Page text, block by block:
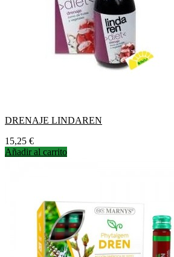
DRENAJE LINDAREN
Precio
15,25 €
Añadir al carrito